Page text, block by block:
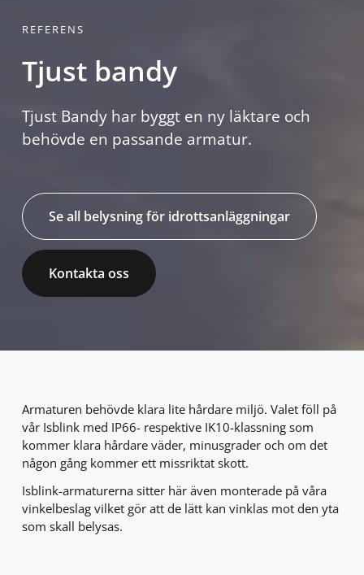
REFERENS
Tjust bandy
Tjust Bandy har byggt en ny läktare och
behövde en passande armatur.
Se all belysning för idrottsanläggningar
Kontakta oss
Armaturen behövde klara lite hårdare miljö. Valet föll på
vår Isblink med IP66- respektive IK10-klassning som
kommer klara hårdare väder, minusgrader och om det
någon gång kommer ett missriktat skott.
Isblink-armaturerna sitter här även monterade på våra
vinkelbeslag vilket gör att de lätt kan vinklas mot den yta
som skall belysas.